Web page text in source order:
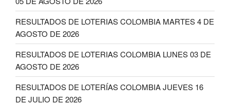
RESULTADOS DE LOTERIAS COLOMBIA MARTES 4 DE
AGOSTO DE 2026
RESULTADOS DE LOTERIAS COLOMBIA LUNES 03 DE
AGOSTO DE 2026
RESULTADOS DE LOTERÍAS COLOMBIA JUEVES 16
DE JULIO DE 2026